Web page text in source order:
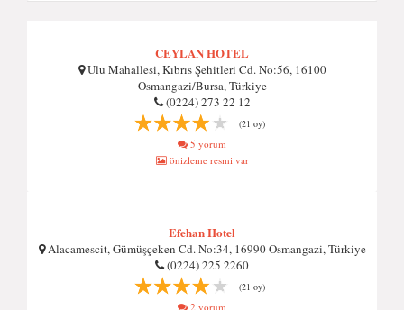
CEYLAN HOTEL
Ulu Mahallesi, Kıbrıs Şehitleri Cd. No:56, 16100
Osmangazi/Bursa, Türkiye
(0224) 273 22 12
(21 oy)
5 yorum
önizleme resmi var
Efehan Hotel
Alacamescit, Gümüşçeken Cd. No:34, 16990 Osmangazi, Türkiye
(0224) 225 2260
(21 oy)
2 yorum